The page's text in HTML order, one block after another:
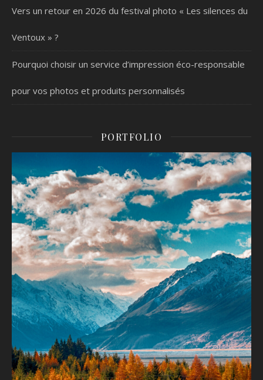
Vers un retour en 2026 du festival photo « Les silences du
Ventoux » ?
Pourquoi choisir un service d’impression éco-responsable
pour vos photos et produits personnalisés
PORTFOLIO